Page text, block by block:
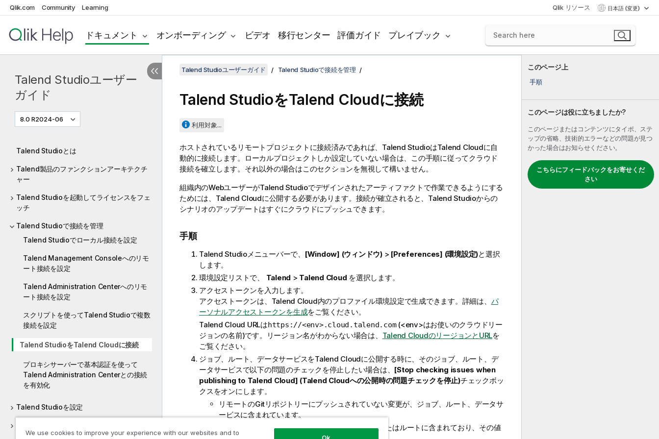
Qlik.com Community Learning Qlik リソース 日本語 (変更)
ドキュメント オンボーディング ビデオ 移行センター 評価ガイド プレイブック
Talend Studioユーザー
ガイド
8.0 R2024-06
Talend Studioとは
Talend製品のファンクションアーキテクチ
ャー
Talend Studioを起動してライセンスをフェ
ッチ
Talend Studioで接続を管理
Talend Studioでローカル接続を設定
Talend Management Consoleへのリモ
ート接続を設定
Talend Administration Centerへのリモ
ート接続を設定
スクリプトを使ってTalend Studioで複数
接続を設定
Talend StudioをTalend Cloudに接続
プロキシサーバーで基本認証を使って
Talend Administration Centerとの接続
を有効化
Talend Studioを設定
このページ上
手順
このページは役に立ちましたか?
このページまたはコンテンツにタイポ、ステ
ップの省略、技術的エラーなどの問題が見つ
かった場合はお知らせください。
こちらにフィードバックをお寄せくだ
さい
Talend Studioユーザーガイド Talend Studioで接続を管理
Talend StudioをTalend Cloudに接続
利用対象...
ホストされているリモートプロジェクトに接続済みであれば、 Talend StudioはTalend Cloudに自
動的に接続します。ローカルプロジェクトしか設定していない場合は、この手順に従ってクラウド
接続を確立します。それ以外の場合はこのセクションを無視して構いません。
組織内のWebユーザーがTalend Studioでデザインされたアーティファクトで作業できるようにする
ためには、 Talend Cloudに公開する必要があります。接続が確立されると、 Talend Studioからの
シナリオのアップデートはすぐにクラウドにプッシュできます。
手順
Talend Studioメニューバーで、 [Window] (ウィンドウ)> [Preferences] (環境設定)と選択
します。
環境設定リストで、 Talend > Talend Cloud を選択します。
アクセストークンを入力します。
アクセストークンは、 Talend Cloud内のプロファイル環境設定で生成できます。詳細は、 パ
ーソナルアクセストークンを生成をご覧ください。
Talend Cloud URLはhttps://<env>.cloud.talend.com(<env>はお使いのクラウドリー
ジョンの名前)です。リージョン名がわからない場合は、 Talend CloudのリージョンとURLを
ご覧ください。
ジョブ、ルート、データサービスをTalend Cloudに公開する時に、そのジョブ、ルート、デ
ータサービスで以下の問題のチェックを停止したい場合は、 [Stop checking issues when
publishing to Talend Cloud] (Talend Cloudへの公開時の問題チェックを停止)チェックボッ
クスをオンにします。
リモートのGitリポジトリーにプッシュされていない変更が、ジョブ、ルート、データサ
ービスに含まれています。
任意の数値データ型のコンテキスト変数がジョブまたはルートに含まれており、その値
We use cookies to improve your experience with our websites and to